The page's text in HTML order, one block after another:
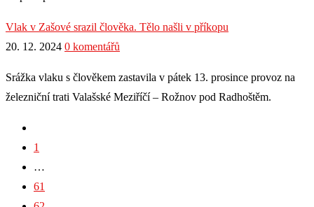
Vlak v Zašové srazil člověka. Tělo našli v příkopu
20. 12. 2024 0 komentářů
Srážka vlaku s člověkem zastavila v pátek 13. prosince provoz na
železniční trati Valašské Meziříčí – Rožnov pod Radhoštěm.
1
…
61